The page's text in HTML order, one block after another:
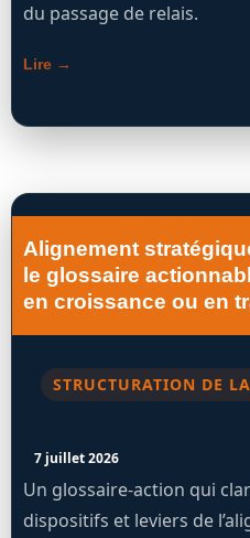
du passage de relais.
Lire →
Alignement
le glossaire
en croissance ou en
STRUCTURATION DE
7 juillet 2026
Un glossaire-action qui
dispositifs et leviers de